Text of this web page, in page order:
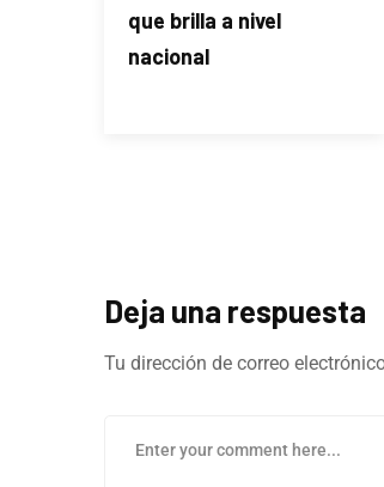
que brilla a nivel
nacional
Deja una respuesta
Tu dirección de correo